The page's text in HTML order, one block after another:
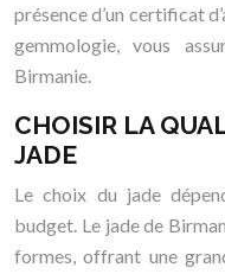
présence d’un certificat
gemmologie, vous
Birmanie.
CHOISIR LA
JADE
Le choix du jade
budget. Le jade de
formes, offrant une